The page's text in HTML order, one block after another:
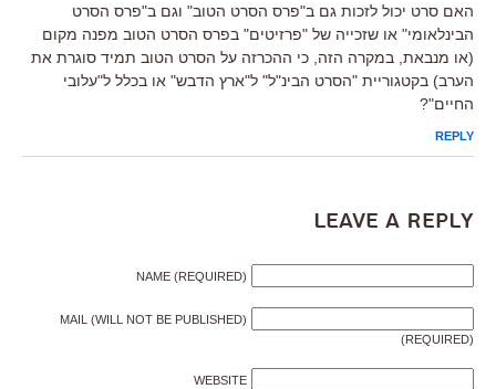
האם סרט יכול לזכות גם ב"פרס הסרט הטוב" וגם ב"פרס הסרט
הבינלאומי" או שזכייה של "פרזיטים" בפרס הסרט הטוב מפנה מקום
(או מנבאת, במקרה הזה, כי ההכרזה על הסרט הטוב תמיד סוגרת את
הערב) בקטגוריית "הסרט הבינ"ל" ל"ארץ הדבש" או בכלל ל"עלובי
החיים"?
REPLY
Leave a Reply
NAME (REQUIRED)
MAIL (WILL NOT BE PUBLISHED)
(REQUIRED)
WEBSITE